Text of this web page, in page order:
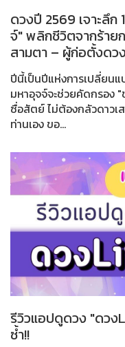
ดวงปี 2569 เจาะลึ
จ์" พลิกชีวิตจากร้าย
สามตา – ผู้ก่อตั้งดว
ปีนี้เป็นปีแห่งการเปลี่ยน
มหาอุจจ์จะช่วยคัดกรอง
ซื่อสัตย์ ไม่ต้องกลัวดาวเ
ท่านเอง ขอ...
รีวิวแอปดูดวง "ดวง
ซ้ำ!!